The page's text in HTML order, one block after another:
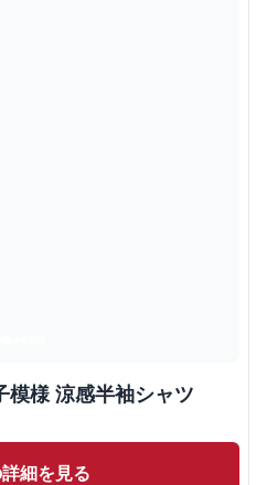
模様 涼感半袖シャツ
細を見る